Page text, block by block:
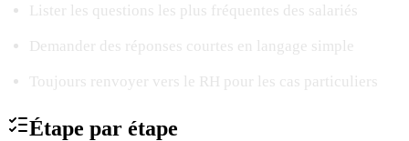
Lister les questions les plus fréquentes des salariés
Demander des réponses courtes en langage simple
Toujours renvoyer vers le RH pour les cas particuliers
Étape par étape